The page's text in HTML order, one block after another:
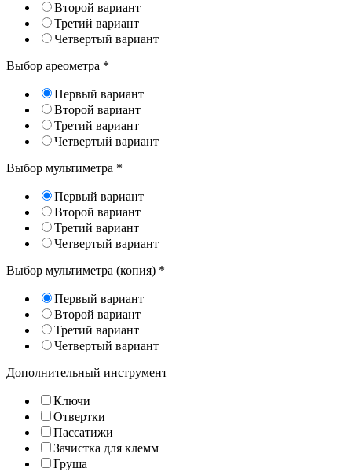
Второй вариант
Третий вариант
Четвертый вариант
Выбор ареометра *
Первый вариант
Второй вариант
Третий вариант
Четвертый вариант
Выбор мультиметра *
Первый вариант
Второй вариант
Третий вариант
Четвертый вариант
Выбор мультиметра (копия) *
Первый вариант
Второй вариант
Третий вариант
Четвертый вариант
Дополнительный инструмент
Ключи
Отвертки
Пассатижи
Зачистка для клемм
Груша